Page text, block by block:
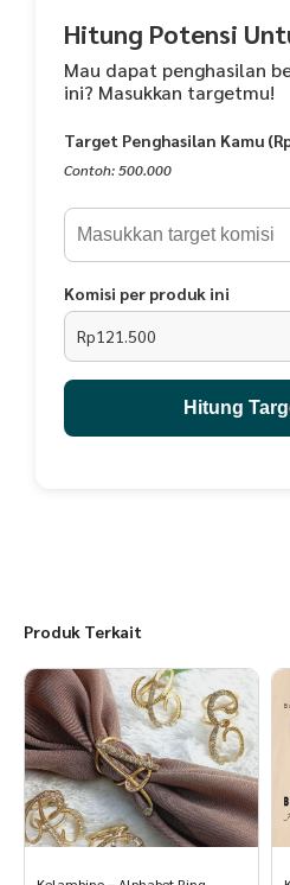
- Kantong/Saku: Saku Samping Kanan
- Belakang Baju : Terdapat Belahan
- Detail Ukuran Koko Ayah : (LD- PB - PT
S = 100 cm - 72 cm - 25 cm - 59 cm
M = 104 cm - 74 cm - 26 cm - 60 cm
L = 108 cm - 76 cm - 26 cm - 60 cm
0 = 62 cm - 38 cm - 12 cm - 28 cm
2 = 70 cm - 45 cm - 14 cm - 32 cm
4 = 74 cm - 50 cm - 16 cm - 36 cm
6 = 82 cm - 55 cm - 17 cm - 40 cm
Hitung Potensi
Mau dapat penghasilan
ini? Masukkan targetmu!
Target Penghasilan Kamu
Contoh: 500.000
Komisi per produk ini
Rp121.500
Hitung
Produk Terkait